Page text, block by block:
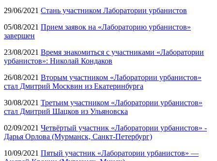
29/06/2021 Стань участником Лаборатории урбанистов
05/08/2021 Прием заявок на «Лабораторию урбанистов»
завершен
23/08/2021 Время знакомиться с участниками «Лаборатории
урбанистов»: Николай Кондаков
26/08/2021 Вторым участником «Лаборатории урбанистов»
стал Дмитрий Москвин из Екатеринбурга
30/08/2021 Третьим участником «Лаборатории урбанистов»
стал Дмитрий Шацков из Ульяновска
02/09/2021 Четвёртый участник «Лаборатории урбанистов» -
Дарья Орлова (Мурманск, Санкт-Петербург)
10/09/2021 Пятый участник «Лаборатории урбанистов» —